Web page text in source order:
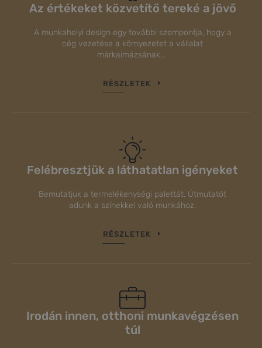
Az értékeket közvetítő tereké a jövő
A munkahelyi design egy további szempontja, hogy a
cég vezetése a környezetet a vállalat
márkaimázsának...
RÉSZLETEK
Felébresztjük a láthatatlan igényeket
Bemutatjuk a termelékenységi palettát. Útmutatót
adunk a színekkel való munkához.
RÉSZLETEK
Irodán innen, otthoni munkavégzésen
túl